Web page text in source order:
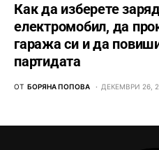
Как да изберете
електромобил, да
гаража си и да
партидата
ОТ БОРЯНА ПОПОВА ДЕКЕМВРИ 26,